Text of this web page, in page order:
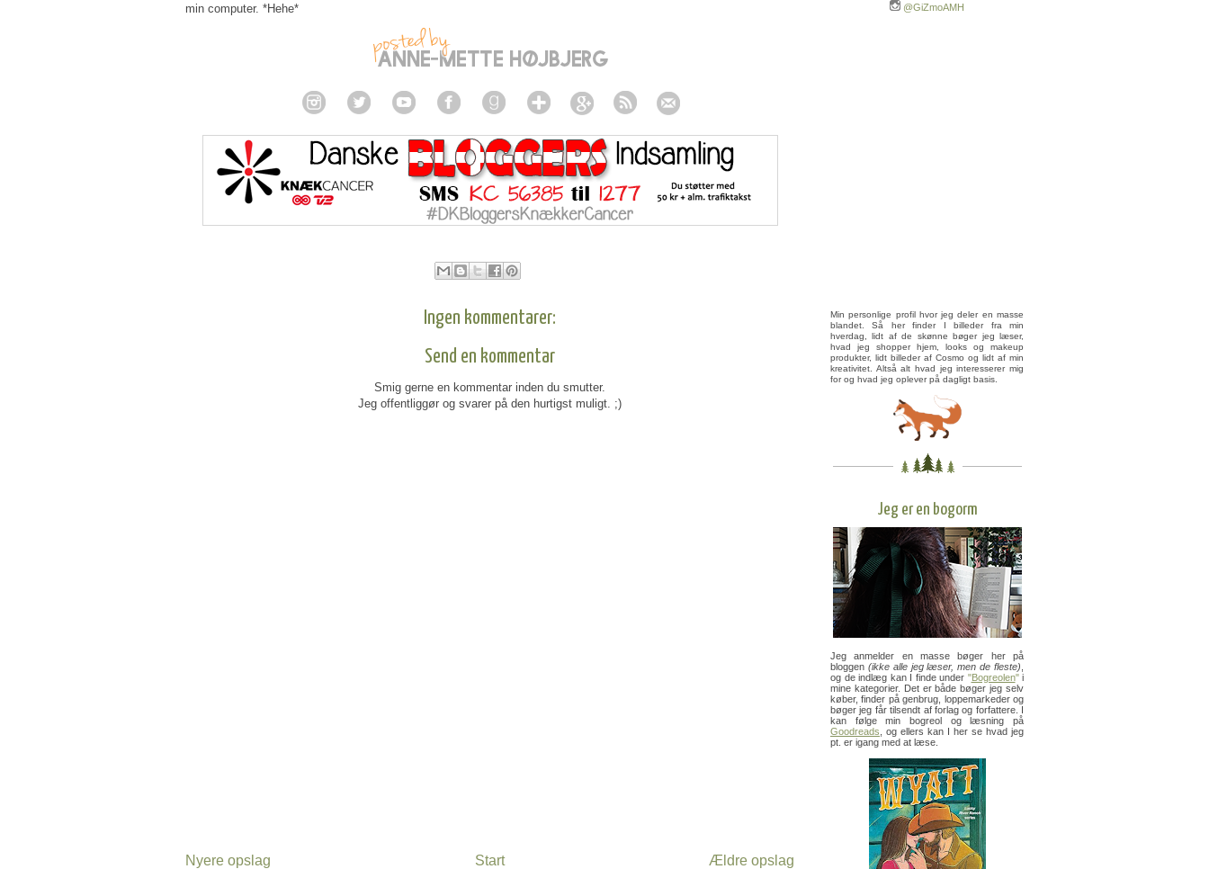
min computer. *Hehe*
Ingen kommentarer:
Send en kommentar
Smig gerne en kommentar inden du smutter.
Jeg offentliggør og svarer på den hurtigst muligt. ;)
Nyere opslag Ældre opslag
Start
@GiZmoAMH
Min personlige profil hvor jeg deler en masse
blandet. Så her finder I billeder fra min
hverdag, lidt af de skønne bøger jeg læser,
hvad jeg shopper hjem, looks og makeup
produkter, lidt billeder af Cosmo og lidt af min
kreativitet. Altså alt hvad jeg interesserer mig
for og hvad jeg oplever på dagligt basis.
Jeg er en bogorm
Jeg anmelder en masse bøger her på
bloggen (ikke alle jeg læser, men de fleste)
og de indlæg kan I finde under "Bogreolen"i
mine kategorier. Det er både bøger jeg selv
køber, finder på genbrug, loppemarkeder og
bøger jeg får tilsendt af forlag og forfattere. I
kan følge min bogreol og læsning på
Goodreads , og ellers kan I her se hvad jeg
pt. er igang med at læse.